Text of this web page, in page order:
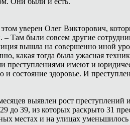
уверен Олег Викторович,
– Там были совсем другие
вышла на совершенно иной
какая тогда была ужасная
преступлениями имеют и
состояние здоровье. И
выявлен рост
до 39, из которых раскрыто 31
местах и на улицах